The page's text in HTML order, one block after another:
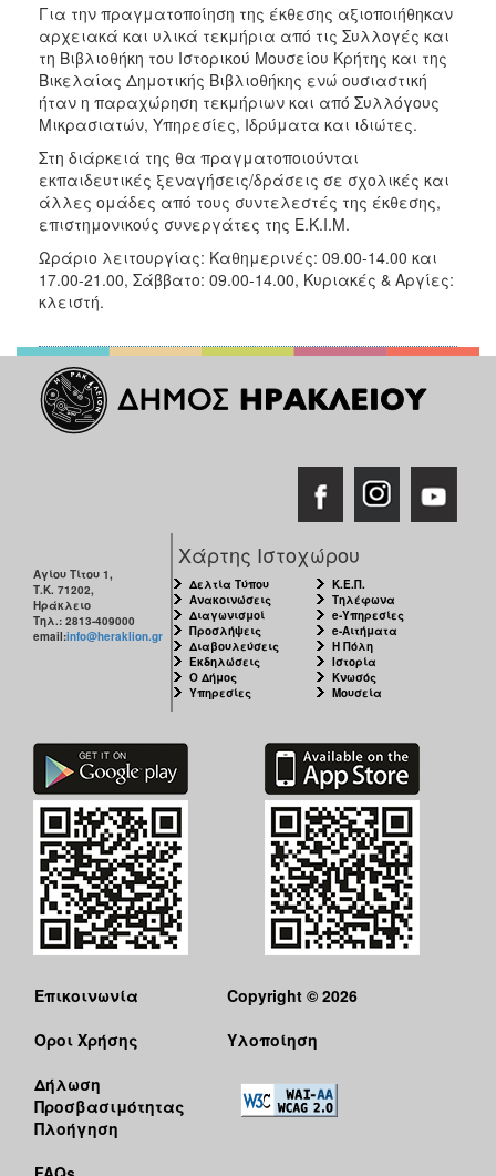
Για την πραγματοποίηση της έκθεσης αξιοποιήθηκαν
αρχειακά και υλικά τεκμήρια από τις Συλλογές και
τη Βιβλιοθήκη του Ιστορικού Μουσείου Κρήτης και της
Βικελαίας Δημοτικής Βιβλιοθήκης ενώ ουσιαστική
ήταν η παραχώρηση τεκμήριων και από Συλλόγους
Μικρασιατών, Υπηρεσίες, Ιδρύματα και ιδιώτες.
Στη διάρκειά της θα πραγματοποιούνται
εκπαιδευτικές ξεναγήσεις/δράσεις σε σχολικές και
άλλες ομάδες από τους συντελεστές της έκθεσης,
επιστημονικούς συνεργάτες της Ε.Κ.Ι.Μ.
Ωράριο λειτουργίας: Καθημερινές: 09.00-14.00 και
17.00-21.00, Σάββατο: 09.00-14.00, Κυριακές & Αργίες:
κλειστή.
Αγίου Τίτου 1,
Τ.Κ. 71202,
Ηράκλειο
Τηλ.: 2813-409000
email:info@heraklion.gr
Χάρτης Ιστοχώρου
Δελτία Τύπου
Ανακοινώσεις
Διαγωνισμοί
Προσλήψεις
Διαβουλεύσεις
Εκδηλώσεις
Ο Δήμος
Υπηρεσίες
Κ.Ε.Π.
Τηλέφωνα
e-Υπηρεσίες
e-Αιτήματα
Η Πόλη
Ιστορία
Κνωσός
Μουσεία
Επικοινωνία
Όροι Χρήσης
Δήλωση
Προσβασιμότητας
Πλοήγηση
Copyright © 2026
Υλοποίηση